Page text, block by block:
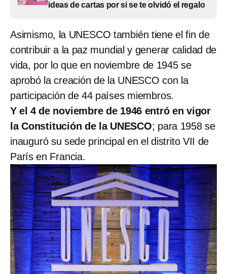
ideas de cartas por si se te olvidó el regalo
Asimismo, la UNESCO también tiene el fin de
contribuir a la paz mundial y generar calidad de
vida, por lo que en noviembre de 1945 se
aprobó la creación de la UNESCO con la
participación de 44 países miembros.
Y el 4 de noviembre de 1946 entró en vigor
la Constitución de la UNESCO; para 1958 se
inauguró su sede principal en el distrito VII de
París en Francia.